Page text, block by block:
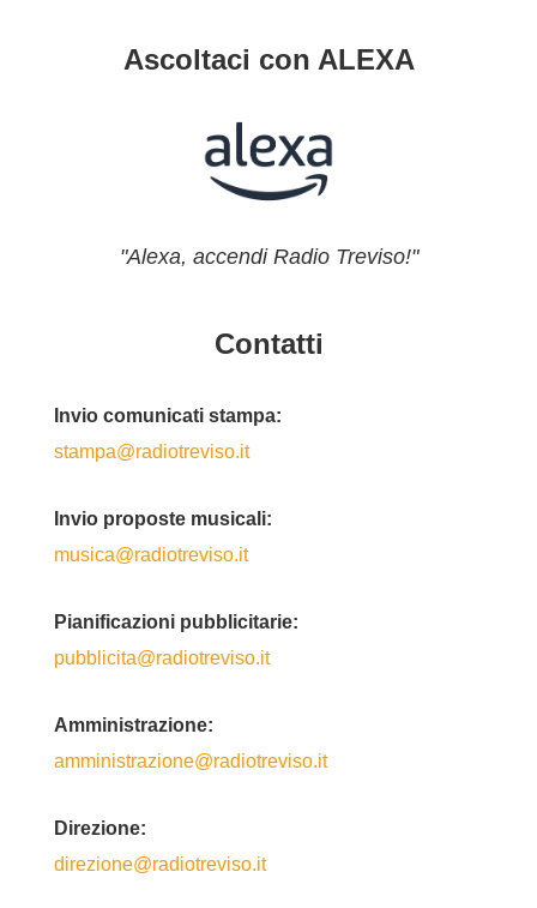
Ascoltaci con ALEXA
"Alexa, accendi Radio Treviso!"
Contatti
Invio comunicati stampa:
stampa@radiotreviso.it
Invio proposte musicali:
musica@radiotreviso.it
Pianificazioni pubblicitarie:
pubblicita@radiotreviso.it
Amministrazione:
amministrazione@radiotreviso.it
Direzione:
direzione@radiotreviso.it